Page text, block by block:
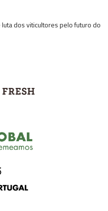
dos viticultores pelo futuro do